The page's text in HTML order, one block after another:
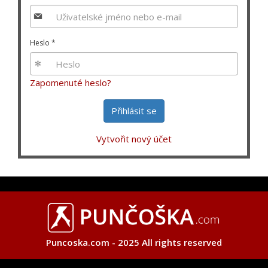
Heslo *
Zapomenuté heslo?
Přihlásit se
Vytvořit nový účet
Puncoska.com - 2025 All rights reserved